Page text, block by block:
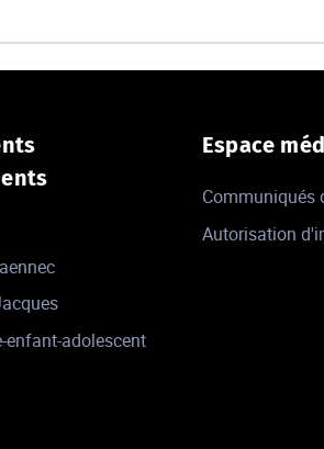
enfant-adolescent
Espace
Communiqués
Autorisation